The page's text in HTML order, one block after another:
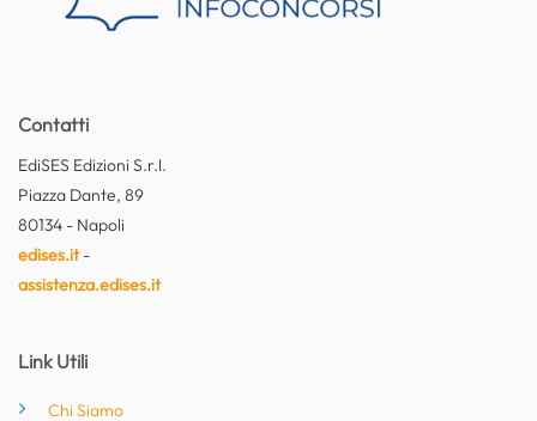
Contatti
EdiSES Edizioni S.r.l.
Piazza Dante, 89
80134 - Napoli
edises.it-
assistenza.edises.it
Link Utili
Chi Siamo